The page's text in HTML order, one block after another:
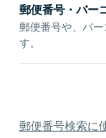
郵便番号・バー
郵便番号や、バ
す。
郵便番号検索に